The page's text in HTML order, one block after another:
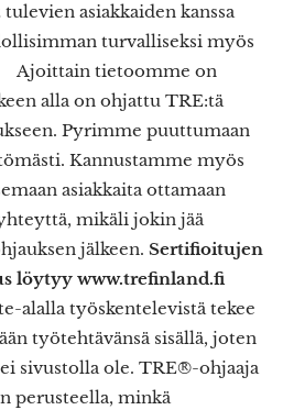
asiakkaiden kanssa
turvalliseksi myös
Ajoittain tietoomme on
alla on ohjattu TRE:tä
Pyrimme puuttumaan
Kannustamme myös
asiakkaita ottamaan
mikäli jokin jää
jälkeen. Sertifioitujen
löytyy www.trefinland.fi
alalla työskentelevistä tekee
työtehtävänsä sisällä, joten
sivustolla ole. TRE®-ohjaaja
perusteella, minkä